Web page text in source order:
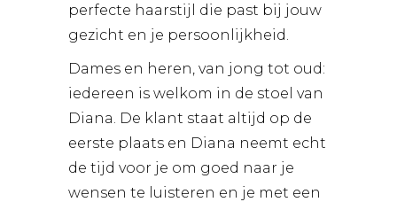
perfecte haarstijl die past bij jouw
gezicht en je persoonlijkheid.
Dames en heren, van jong tot oud:
iedereen is welkom in de stoel van
Diana. De klant staat altijd op de
eerste plaats en Diana neemt echt
de tijd voor je om goed naar je
wensen te luisteren en je met een